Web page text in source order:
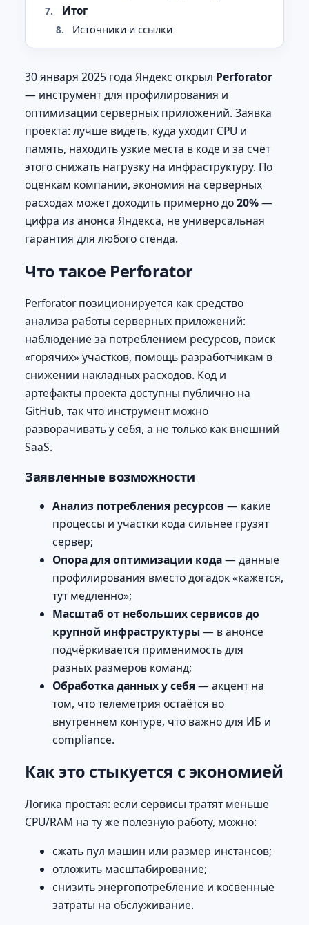
Итог
Источники и ссылки
30 января 2025 года Яндекс открыл Perforator
— инструмент для профилирования и
оптимизации серверных приложений. Заявка
проекта: лучше видеть, куда уходит CPU и
память, находить узкие места в коде и за счёт
этого снижать нагрузку на инфраструктуру. По
оценкам компании, экономия на серверных
расходах может доходить примерно до20%—
цифра из анонса Яндекса, не универсальная
гарантия для любого стенда.
Что такое Perforator
Perforator позиционируется как средство
анализа работы серверных приложений:
наблюдение за потреблением ресурсов, поиск
«горячих» участков, помощь разработчикам в
снижении накладных расходов. Код и
артефакты проекта доступны публично на
GitHub, так что инструмент можно
разворачивать у себя, а не только как внешний
SaaS.
Заявленные возможности
Анализ потребления ресурсов — какие
процессы и участки кода сильнее грузят
сервер;
Опора для оптимизации кода— данные
профилирования вместо догадок «кажется,
тут медленно»;
Масштаб от небольших сервисов до
крупной инфраструктуры — в анонсе
подчёркивается применимость для
разных размеров команд;
Обработка данных у себя — акцент на
том, что телеметрия остаётся во
внутреннем контуре, что важно для ИБ и
compliance.
Как это стыкуется с экономией
Логика простая: если сервисы тратят меньше
CPU/RAM на ту же полезную работу, можно:
сжать пул машин или размер инстансов;
отложить масштабирование;
снизить энергопотребление и косвенные
затраты на обслуживание.